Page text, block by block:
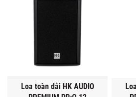
Loa toàn dải HK AUDIO